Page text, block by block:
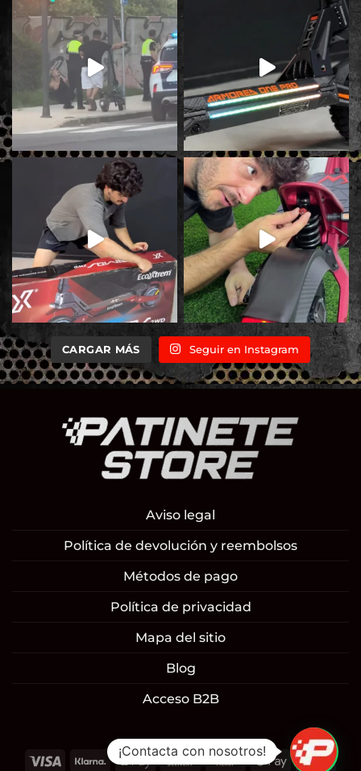
CARGAR MÁS Seguir en Instagram
Aviso legal
Política de devolución y reembolsos
Métodos de pago
Política de privacidad
Mapa del sitio
Blog
Acceso B2B
Visa Klarna Apple Cash Cash Google
¡Contacta con nosotros!